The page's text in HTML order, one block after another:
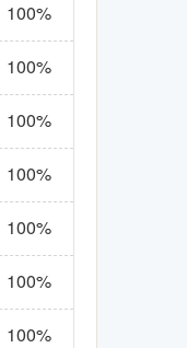
100%
100%
100%
100%
100%
100%
100%